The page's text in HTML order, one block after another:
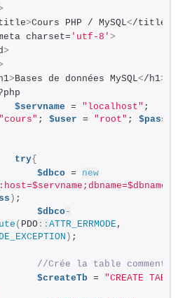
>Cours PHP / MySQL</title
charset= 'utf-8' >
>
>Bases de données MySQL</h1>
$servname = "localhost"
"cours" ; $user = "root" ; $pass
try{
$dbco = new
) ;
$dbco-
( PDO :: ATTR_ERRMODE,
) ;
//Crée la table comments
$createTb = "CREATE TABLE